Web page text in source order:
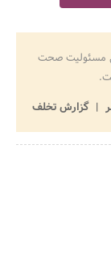
مسئولیت صحت
گزارش تخلف